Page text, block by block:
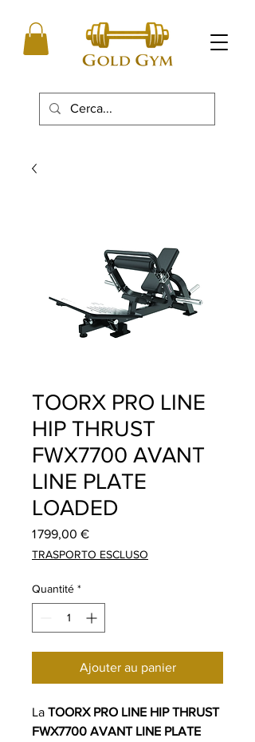
TOORX PRO LINE
HIP THRUST
FWX7700 AVANT
LINE PLATE
LOADED
1 799,00 €Prix
TRASPORTO ESCLUSO
Quantité *
Ajouter au panier
La TOORX PRO LINE HIP THRUST
FWX7700 AVANT LINE PLATE